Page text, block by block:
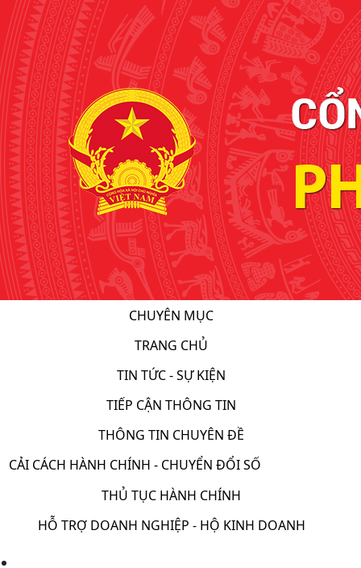
CHUYÊN MỤC
TRANG CHỦ
TIN TỨC - SỰ KIỆN
TIẾP CẬN THÔNG TIN
THÔNG TIN CHUYÊN ĐỀ
CẢI CÁCH HÀNH CHÍNH - CHUYỂN ĐỔI SỐ
THỦ TỤC HÀNH CHÍNH
HỖ TRỢ DOANH NGHIỆP - HỘ KINH DOANH